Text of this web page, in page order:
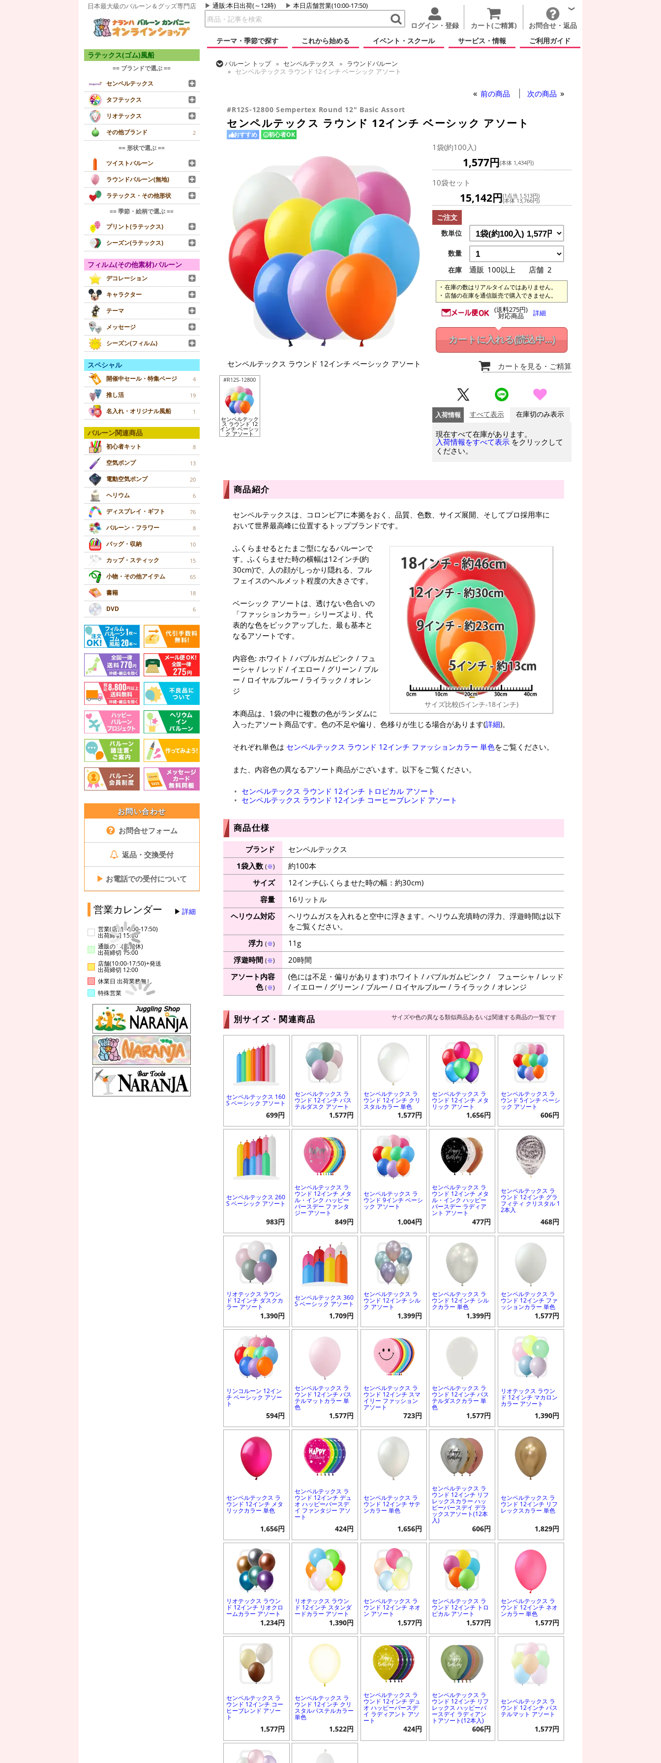
日本最大級のバルーン＆グッズ専門店 通販:本日出荷(～12時) 本日店舗営業(10:00-17:50)
ログイン・登録 カート(ご精算)
お問合せ・返品
テーマ・季節で探す
これから始める イベント・スクール サービス・情報 ご利用ガイド
ラテックス(ゴム)風船
== ブランドで選ぶ ==
センペルテックス
タフテックス
リオテックス
その他ブランド
2
== 形状で選ぶ ==
ツイストバルーン
ラウンドバルーン(無地)
ラテックス・その他形状
== 季節・絵柄で選ぶ ==
プリント(ラテックス)
シーズン(ラテックス)
フィルム(その他素材)バルーン
デコレーション
キャラクター
テーマ
メッセージ
シーズン(フィルム)
スペシャル
開催中セール・特集ページ 4
推し活 19
名入れ・オリジナル風船 1
バルーン関連商品
初心者キット 8
空気ポンプ 13
電動空気ポンプ 20
ヘリウム 6
ディスプレイ・ギフト 76
バルーン・フラワー 8
バッグ・収納 10
カップ・スティック 15
小物・その他アイテム 65
書籍 18
DVD 6
お問い合わせ
お問合せフォーム
返品・交換受付
▶ お電話での受付について
営業カレンダー 詳細
営業(店舗14:00-17:50)
出荷締切 15:00
通販のみ(店舗休)
出荷締切 15:00
店舗(10:00-17:50)+発送
出荷締切 12:00
休業日 出荷業務無し
特殊営業
バルーン トップ センペルテックス
ラウンドバルーン
センペルテックス ラウンド 12インチ ベーシック アソート
前の商品 次の商品
#R12S-12800 Sempertex Round 12" Basic Assort
センペルテックス ラウンド 12インチ ベーシック アソート
おすすめ 初心者OK
センペルテックス ラウンド 12インチ ベーシック アソート
#R12S-12800
センペルテック
ス ラウンド 12
インチ ベーシッ
ク アソート
1袋(約100入)
1,577円(本体 1,434円)
10袋セット
15,142円(1点当 1,513円)
(本体 13,766円)
ご注文
数単位
数量
在庫
通販 100以上 店舗 2
在庫の数はリアルタイムではありません。
店舗の在庫を通信販売で購入できません。
(送料275円)
対応商品 詳細
カートに入れる(読込中...)
カートを見る ・ご精算
入荷情報 すべて表示 在庫切のみ表示
現在すべて在庫があります。
入荷情報をすべて表示 をクリックして
ください。
商品紹介
センペルテックスは、コロンビアに本拠をおく、品質、色数、サイズ展開、そしてプロ採用率に
おいて世界最高峰に位置するトップブランドです。
サイズ比較(5インチ-18インチ)
ふくらませるとたまご型になるバルーンで
す。ふくらませた時の横幅は12インチ(約
30cm)で、人の顔がしっかり隠れる、フル
フェイスのヘルメット程度の大きさです。
ベーシック アソートは、透けない色合いの
「ファッションカラー」シリーズより、代
表的な色をピックアップした、最も基本と
なるアソートです。
内容色: ホワイト / バブルガムピンク / フュ
ーシャ / レッド / イエロー / グリーン / ブル
ー / ロイヤルブルー / ライラック / オレン
ジ
本商品は、1袋の中に複数の色がランダムに
入ったアソート商品です。色の不足や偏り、色移りが生じる場合があります(詳細)。
それぞれ単色は センペルテックス ラウンド 12インチ ファッションカラー 単色をご覧ください。
また、内容色の異なるアソート商品がございます。以下をご覧ください。
センペルテックス ラウンド 12インチ トロピカル アソート
センペルテックス ラウンド 12インチ コーヒーブレンド アソート
商品仕様
ブランド
センペルテックス
1袋入数 (※)
約100本
サイズ
12インチ(ふくらませた時の幅：約30cm)
容量
16リットル
ヘリウム対応
ヘリウムガスを入れると空中に浮きます。ヘリウム充填時の浮力、浮遊時間は以下
をご覧ください。
浮力 (※)
11g
浮遊時間 (※)
20時間
アソート内容
色(※)
(色には不足・偏りがあります) ホワイト / バブルガムピンク / フューシャ / レッド
/ イエロー / グリーン / ブルー / ロイヤルブルー / ライラック / オレンジ
別サイズ・関連商品 サイズや色の異なる類似商品あるいは関連する商品の一覧です
センペルテックス 160
S ベーシック アソート
699円
センペルテックス ラ
ウンド 12インチ パス
テルダスク アソート
1,577円
センペルテックス ラ
ウンド 12インチ クリ
スタルカラー 単色
1,577円
センペルテックス ラ
ウンド 12インチ メタ
リック アソート
1,656円
センペルテックス ラ
ウンド 5インチ ベーシ
ック アソート
606円
センペルテックス 260
S ベーシック アソート
983円
センペルテックス ラ
ウンド 12インチ メタ
ル・インク ハッピー
バースデー ファンタ
ジー アソート
849円
センペルテックス ラ
ウンド 9インチ ベーシ
ック アソート
1,004円
センペルテックス ラ
ウンド 12インチ メタ
ル・インク ハッピー
バースデー ラディア
ント アソート
477円
センペルテックス ラ
ウンド 12インチ グラ
フィティ クリスタル 1
2本入
468円
リオテックス ラウン
ド 12インチ ダスクカ
ラー アソート
1,390円
センペルテックス 360
S ベーシック アソート
1,709円
センペルテックス ラ
ウンド 12インチ シル
ク アソート
1,399円
センペルテックス ラ
ウンド 12インチ シル
クカラー 単色
1,399円
センペルテックス ラ
ウンド 12インチ ファ
ッションカラー 単色
1,577円
リンコルーン 12イン
チ ベーシック アソー
ト
594円
センペルテックス ラ
ウンド 12インチ パス
テルマットカラー 単
色
1,577円
センペルテックス ラ
ウンド 12インチ スマ
イリー ファッション
アソート
723円
センペルテックス ラ
ウンド 12インチ パス
テルダスクカラー 単
色
1,577円
リオテックス ラウン
ド 12インチ マカロン
カラー アソート
1,390円
センペルテックス ラ
ウンド 12インチ メタ
リックカラー 単色
1,656円
センペルテックス ラ
ウンド 12インチ デュ
オ ハッピーバースデ
イ ファンタジー アソ
ート
424円
センペルテックス ラ
ウンド 12インチ サテ
ンカラー 単色
1,656円
センペルテックス ラ
ウンド 12インチ リフ
レックスカラー ハッ
ピーバースデイ デラ
ックスアソート(12本
入)
606円
センペルテックス ラ
ウンド 12インチ リフ
レックスカラー 単色
1,829円
リオテックス ラウン
ド 12インチ リオクロ
ームカラー アソート
1,234円
リオテックス ラウン
ド 12インチ スタンダ
ードカラー アソート
1,390円
センペルテックス ラ
ウンド 12インチ ネオ
ン アソート
1,577円
センペルテックス ラ
ウンド 12インチ トロ
ピカル アソート
1,577円
センペルテックス ラ
ウンド 12インチ ネオ
ンカラー 単色
1,577円
センペルテックス ラ
ウンド 12インチ コー
ヒーブレンド アソー
ト
1,577円
センペルテックス ラ
ウンド 12インチ クリ
スタルパステルカラー
単色
1,522円
センペルテックス ラ
ウンド 12インチ デュ
オ ハッピーバースデ
イ ラディアント アソ
ート
424円
センペルテックス ラ
ウンド 12インチ リフ
レックス ハッピーバ
ースデイ ラディアン
トアソート(12本入)
606円
センペルテックス ラ
ウンド 12インチ パス
テルマット アソート
1,577円